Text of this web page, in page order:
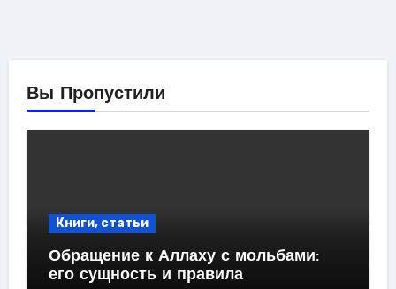
Вы Пропустили
Книги, статьи
Обращение к Аллаху с мольбами:
его сущность и правила